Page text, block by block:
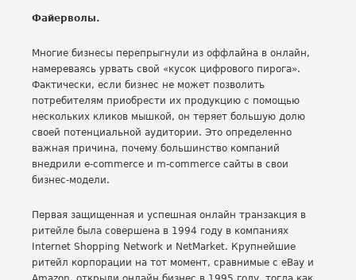
Файерволы.
Многие бизнесы перепрыгнули из оффлайна в онлайн,
намереваясь урвать свой «кусок цифрового пирога».
Фактически, если бизнес не может позволить
потребителям приобрести их продукцию с помощью
нескольких кликов мышкой, он теряет большую долю
своей потенциальной аудитории. Это определенно
важная причина, почему большинство компаний
внедрили e-commerce и m-commerce сайты в свои
бизнес-модели.
Первая защищенная и успешная онлайн транзакция в
ритейле была совершена в 1994 году в компаниях
Internet Shopping Network и NetMarket. Крупнейшие
ритейл корпорации на тот момент, сравнимые с eBay и